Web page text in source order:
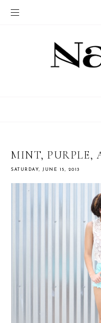
MINT, PURPLE,
SATURDAY, JUNE 15, 2013